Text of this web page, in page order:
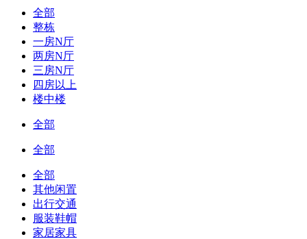
全部
整栋
一房N厅
两房N厅
三房N厅
四房以上
楼中楼
全部
全部
全部
其他闲置
出行交通
服装鞋帽
家居家具